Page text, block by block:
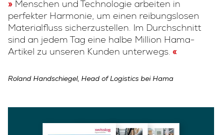
Menschen und Technologie arbeiten in
perfekter Harmonie, um einen reibungslosen
Materialfluss sicherzustellen. Im Durchschnitt
sind an jedem Tag eine halbe Million Hama-
Artikel zu unseren Kunden unterwegs.
Roland Handschiegel, Head of Logistics bei Hama